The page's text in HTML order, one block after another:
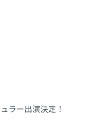
ラー出演決定！